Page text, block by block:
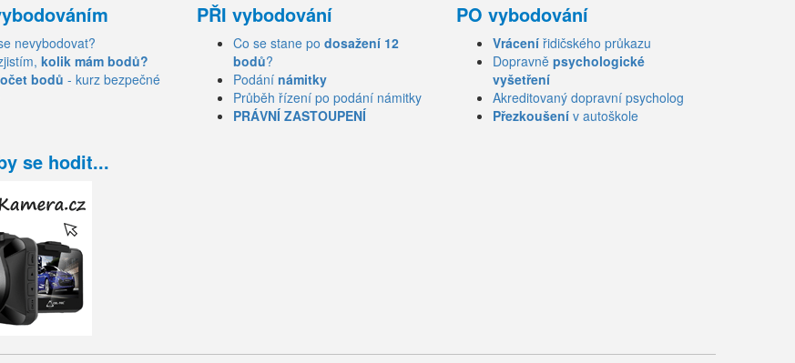
nevybodovat?
kolik mám bodů?
bodů - kurz bezpečné
PŘI vybodování
Co se stane po dosažení 12
bodů?
Podání námitky
Průběh řízení po podání námitky
PRÁVNÍ ZASTOUPENÍ
PO vybodování
Vrácení řidičského průkazu
Dopravně psychologické
vyšetření
Akreditovaný dopravní psycholog
Přezkoušení v autoškole
se hodit...